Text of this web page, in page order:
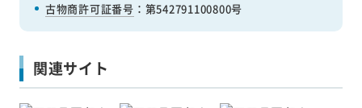
古物商許可証番号 ：第542791100800号
関連サイト